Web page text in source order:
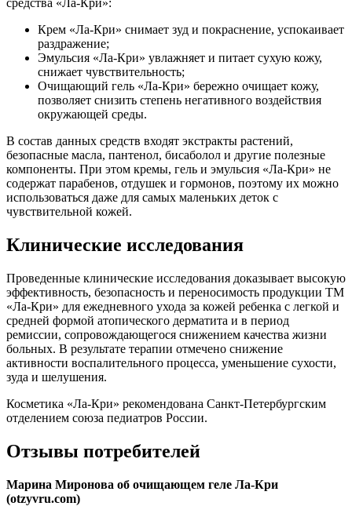
средства «Ла-Кри»:
Крем «Ла-Кри» снимает зуд и покраснение, успокаивает
раздражение;
Эмульсия «Ла-Кри» увлажняет и питает сухую кожу,
снижает чувствительность;
Очищающий гель «Ла-Кри» бережно очищает кожу,
позволяет снизить степень негативного воздействия
окружающей среды.
В состав данных средств входят экстракты растений,
безопасные масла, пантенол, бисаболол и другие полезные
компоненты. При этом кремы, гель и эмульсия «Ла-Кри» не
содержат парабенов, отдушек и гормонов, поэтому их можно
использоваться даже для самых маленьких деток с
чувствительной кожей.
Клинические исследования
Проведенные клинические исследования доказывает высокую
эффективность, безопасность и переносимость продукции ТМ
«Ла-Кри» для ежедневного ухода за кожей ребенка с легкой и
средней формой атопического дерматита и в период
ремиссии, сопровождающегося снижением качества жизни
больных. В результате терапии отмечено снижение
активности воспалительного процесса, уменьшение сухости,
зуда и шелушения.
Косметика «Ла-Кри» рекомендована Санкт-Петербургским
отделением союза педиатров России.
Отзывы потребителей
Марина Миронова об очищающем геле Ла-Кри
(otzyvru.com)